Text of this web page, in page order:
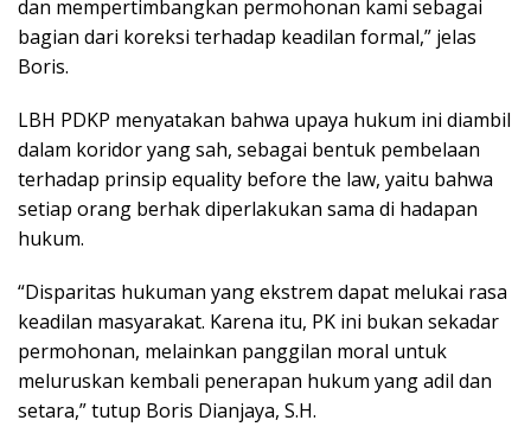
dan mempertimbangkan permohonan kami sebagai
bagian dari koreksi terhadap keadilan formal,” jelas
Boris.
LBH PDKP menyatakan bahwa upaya hukum ini diambil
dalam koridor yang sah, sebagai bentuk pembelaan
terhadap prinsip equality before the law, yaitu bahwa
setiap orang berhak diperlakukan sama di hadapan
hukum.
“Disparitas hukuman yang ekstrem dapat melukai rasa
keadilan masyarakat. Karena itu, PK ini bukan sekadar
permohonan, melainkan panggilan moral untuk
meluruskan kembali penerapan hukum yang adil dan
setara,” tutup Boris Dianjaya, S.H.